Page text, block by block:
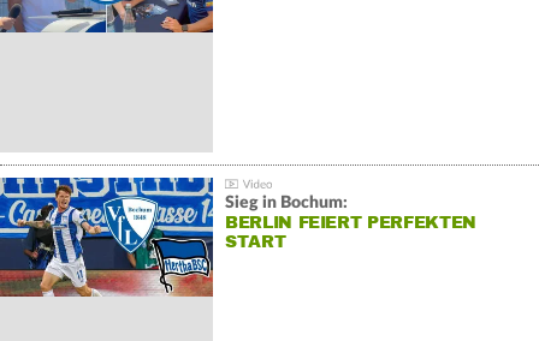
Sieg in Bochum:
BERLIN FEIERT PERFEKTEN
START